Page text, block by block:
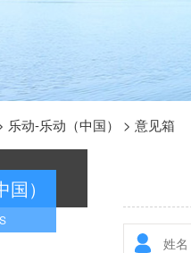
乐动-乐动（中国） > 意见箱
）